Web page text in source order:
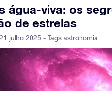
água-viva: os
de estrelas
julho 2025 - Tags:astronomia